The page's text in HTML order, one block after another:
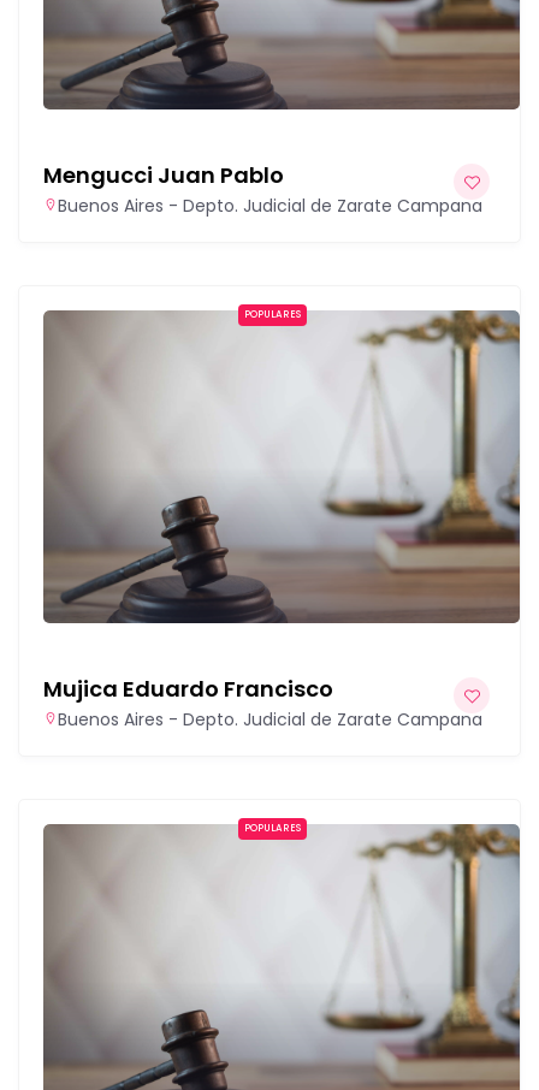
Mengucci Juan Pablo
Buenos Aires - Depto. Judicial de Zarate Campana
POPULARES
Mujica Eduardo Francisco
Buenos Aires - Depto. Judicial de Zarate Campana
POPULARES